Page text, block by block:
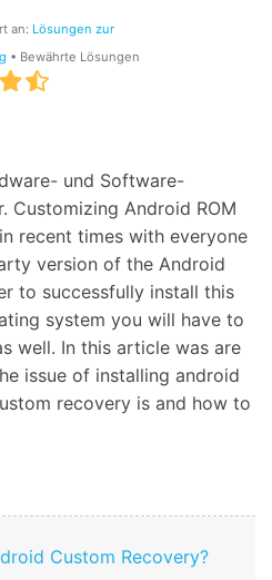
an: Lösungen zur
• Bewährte Lösungen
und Software-
Customizing Android ROM
recent times with everyone
version of the Android
to successfully install this
system you will have to
well. In this article was are
issue of installing android
recovery is and how to
Custom Recovery?